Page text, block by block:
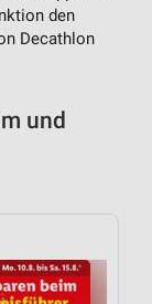
den
Decathlon
und